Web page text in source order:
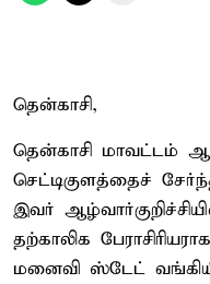
தென்காசி,
தென்காசி மாவட்டம்
செட்டிகுளத்தைச்
இவர்
தற்காலிக
மனைவி ஸ்டேட்